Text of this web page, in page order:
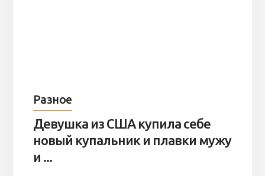
Разное
Девушка из США купила себе
новый купальник и плавки мужу
и ...